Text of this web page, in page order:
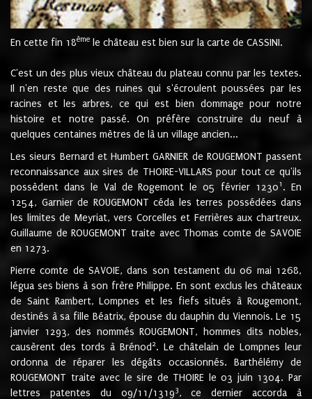
En cette fin 18ème le château est bien sur la carte de CASSINI.
C'est un des plus vieux château du plateau connu par les textes.
Il n'en reste que des ruines qui s'écroulent poussées par les
racines et les arbres, ce qui est bien dommage pour notre
histoire et notre passé. On préfère construire du neuf à
quelques centaines mètres de là un village ancien...
Les sieurs Bernard et Humbert GARNIER de ROUGEMONT passent
reconnaissance aux sires de THOIRE-VILLARS pour tout ce qu'ils
possèdent dans le Val de Rogemont le 05 février 12301 . En
1254, Garnier de ROUGEMONT céda les terres possédées dans
les limites de Meyriat, vers Corcelles et Ferrières aux chartreux.
Guillaume de ROUGEMONT traite avec Thomas comte de SAVOIE
en 1273.
Pierre comte de SAVOIE, dans son testament du 06 mai 1268,
légua ses biens à son frère Philippe. En sont exclus les châteaux
de Saint Rambert, Lompnes et les fiefs situés à Rougemont,
destinés à sa fille Béatrix, épouse du dauphin du Viennois. Le 15
janvier 1293, des nommés ROUGEMONT, hommes dits nobles,
causèrent des tords à Brénod 2. Le châtelain de Lompnes leur
ordonna de réparer les dégâts occasionnés. Barthélémy de
ROUGEMONT traite avec le sire de THOIRE le 03 juin 1304. Par
lettres patentes du 09/11/13193, ce dernier accorda à